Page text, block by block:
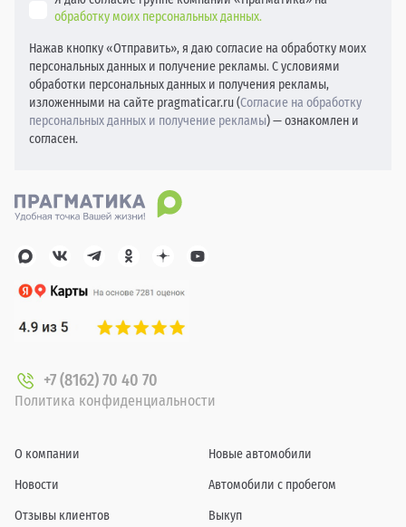
обработку моих персональных данных.
Нажав кнопку «Отправить», я даю согласие на обработку моих
персональных данных и получение рекламы. С условиями
обработки персональных данных и получения рекламы,
изложенными на сайте pragmaticar.ru (Согласие на обработку
персональных данных и получение рекламы) — ознакомлен и
согласен.
+7 (8162) 70 40 70
Политика конфиденциальности
О компании
Новости
Отзывы клиентов
Новые автомобили
Автомобили с пробегом
Выкуп